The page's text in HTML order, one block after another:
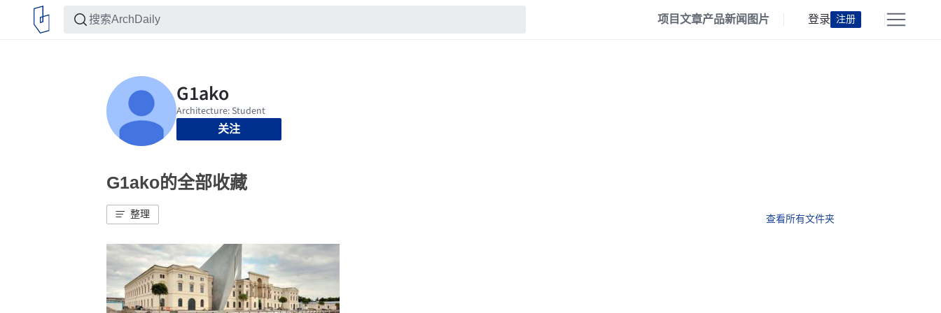
项目文章产品新闻 图片 登录 注册
关注
G1ako的全部收藏
整理 查看所有文件夹